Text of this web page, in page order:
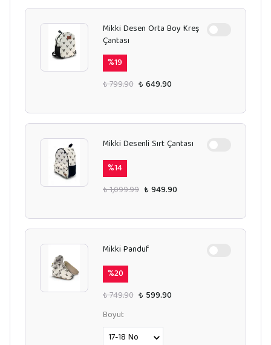
Mikki Desen Orta Boy Kreş
Çantası
%19
₺ 799.90 ₺ 649.90
Mikki Desenli Sırt Çantası
%14
₺ 1,099.99 ₺ 949.90
Mikki Panduf
%20
₺ 749.90 ₺ 599.90
Boyut